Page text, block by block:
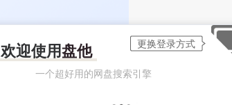
欢迎使用盘他
一个超好用的网盘搜索引擎